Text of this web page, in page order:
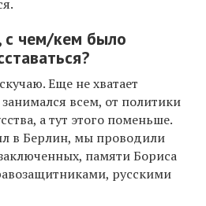
с чем/кем было
Еще не хватает
всем, от политики
а тут этого поменьше.
в Берлин, мы проводили
памяти Бориса
русскими